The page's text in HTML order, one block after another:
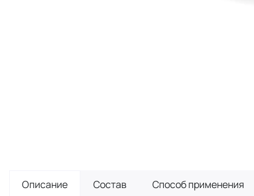
Описание Состав Способ применения